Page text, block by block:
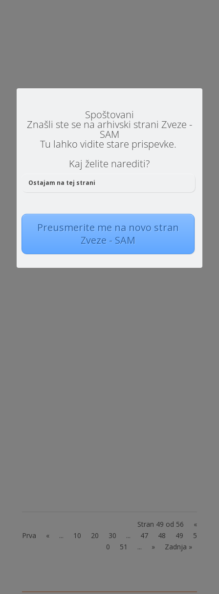
vabi na predavanje z naslovom Otroci s
nevrološka motnja, ki se pojavi v zgodnjem
otroštvu in povzroči razvojne zaostanke na več
razvojnih področjih, kot so na primer težave
pri učenju...
Društvo za pomoč otrokom z avtističnimi
motnjami Školjke v sodelovanju z OŠ Gustava
Šiliha Maribor vabi, da se udeležite prve in
zelo zanimive predstavitve dveh romanov o
Stran 49 od 56
«
Prva
« ... 10 20 30 ... 47 48 49
5
0
51 ... » Zadnja »
Spoštovani
Znašli ste se na arhivski strani Zveze -
SAM
Tu lahko vidite stare prispevke.
Kaj želite narediti?
Ostajam na tej strani
Preusmerite me na novo stran
Zveze - SAM